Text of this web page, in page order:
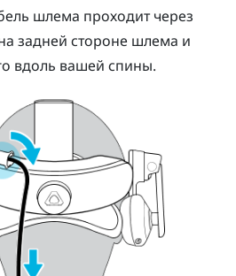
шлема проходит через
задней стороне шлема и
вдоль вашей спины.